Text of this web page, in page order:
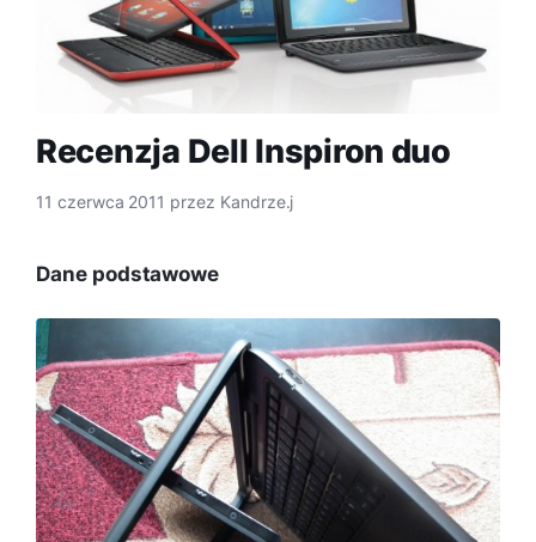
Recenzja Dell Inspiron duo
11 czerwca 2011 przez Kandrze.j
Dane podstawowe